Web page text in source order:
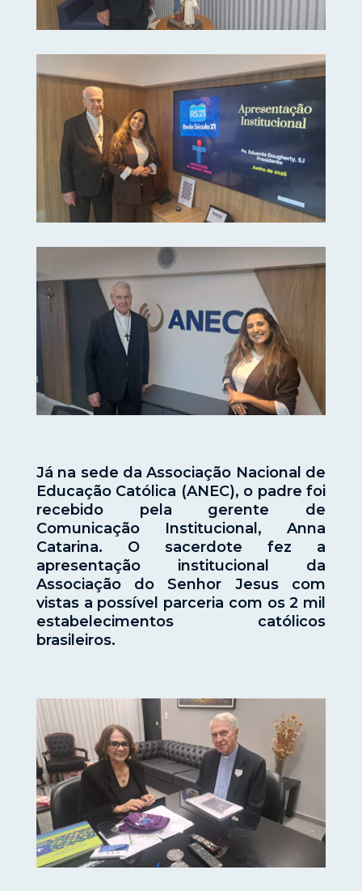
Já na sede da Associação Nacional de
Educação Católica (ANEC), o padre foi
recebido pela gerente de
Comunicação Institucional, Anna
Catarina. O sacerdote fez a
apresentação institucional da
Associação do Senhor Jesus com
vistas a possível parceria com os 2 mil
estabelecimentos católicos
brasileiros.